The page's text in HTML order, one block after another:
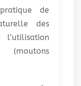
de
des
(moutons